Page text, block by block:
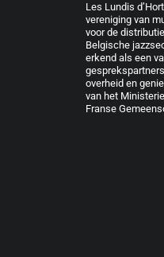
Les Lundis
vereniging van
voor de
Belgische
erkend als een
overheid en
van het
Franse